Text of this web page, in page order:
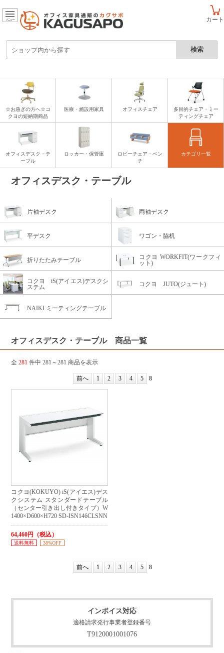
カート
メニュー
☆お急ぎの方へ☆コ
クヨの短納期商品
医療・施設用家具 オフィスチェア
多目的チェア・ミー
ティングチェア
オフィスデスク・テ
ーブル
ロッカー・保管庫
ロビーチェア・ベン
チ
カテゴリ一覧
オフィスデスク・テーブル
片袖デスク 両袖デスク
平デスク ワゴン・脇机
折りたたみテーブル
コクヨ WORKFIT(ワークフィ
ット)
コクヨ iS(アイエス)デスクシ
ステム
コクヨ JUTO(ジュート)
NAIKI ミーティングテーブル
オフィスデスク・テーブル 商品一覧
全281 件中 281～281 商品を表示
前へ 1 2 3 4 5 8
コクヨ(KOKUYO) iS(アイエス)デス
クシステム スタンダードテーブル
（センター引き出し付きタイプ）W
1400×D600×H720 SD-ISN146CLSNN
64,460円（税込）
送料無料 38%OFF
前へ 1 2 3 4 5 8
インボイス対応
適格請求発行事業者登録番号
T9120001001076